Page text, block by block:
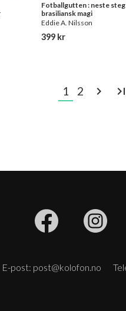
Fotballgutten : neste
brasiliansk magi
Eddie A. Nilsson
399 kr
1 2 navigate_next last_page
E-post: post@kolofon.no